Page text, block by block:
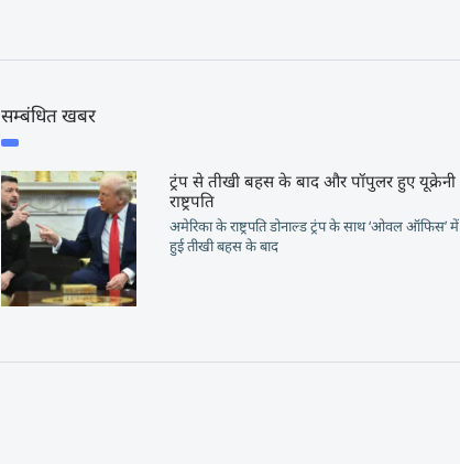
सम्बंधित खबर
ट्रंप से तीखी बहस के बाद और पॉपुलर हुए यूक्रेनी
राष्ट्रपति
अमेरिका के राष्ट्रपति डोनाल्ड ट्रंप के साथ ‘ओवल ऑफिस’ में
हुई तीखी बहस के बाद